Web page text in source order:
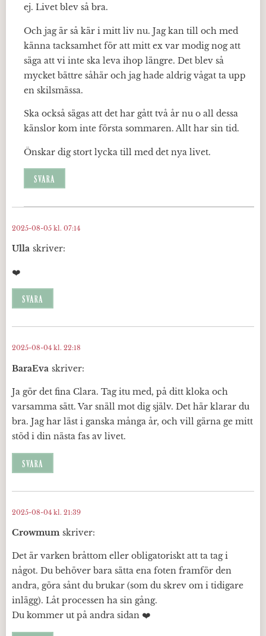
ej. Livet blev så bra.
Och jag är så kär i mitt liv nu. Jag kan till och med
känna tacksamhet för att mitt ex var modig nog att
säga att vi inte ska leva ihop längre. Det blev så
mycket bättre såhär och jag hade aldrig vågat ta upp
en skilsmässa.
Ska också sägas att det har gått två år nu o all dessa
känslor kom inte första sommaren. Allt har sin tid.
Önskar dig stort lycka till med det nya livet.
SVARA
Ulla skriver:
2025-08-05 kl. 07:14
❤️
SVARA
BaraEva skriver:
2025-08-04 kl. 22:18
Ja gör det fina Clara. Tag itu med, på ditt kloka och
varsamma sätt. Var snäll mot dig själv. Det här klarar du
bra. Jag har läst i ganska många år, och vill gärna ge mitt
stöd i din nästa fas av livet.
SVARA
Crowmum skriver:
2025-08-04 kl. 21:39
Det är varken bråttom eller obligatoriskt att ta tag i
något. Du behöver bara sätta ena foten framför den
andra, göra sånt du brukar (som du skrev om i tidigare
inlägg). Låt processen ha sin gång.
Du kommer ut på andra sidan ❤️